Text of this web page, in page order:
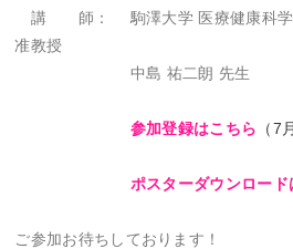
講 師： 駒澤大学 医療健康科学
准教授
中島 祐二朗 先生
参加登録はこちら （7
ポスターダウンロード
ご参加お待ちしております！